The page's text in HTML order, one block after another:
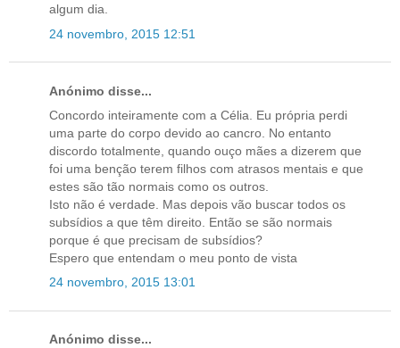
algum dia.
24 novembro, 2015 12:51
Anónimo disse...
Concordo inteiramente com a Célia. Eu própria perdi
uma parte do corpo devido ao cancro. No entanto
discordo totalmente, quando ouço mães a dizerem que
foi uma benção terem filhos com atrasos mentais e que
estes são tão normais como os outros.
Isto não é verdade. Mas depois vão buscar todos os
subsídios a que têm direito. Então se são normais
porque é que precisam de subsídios?
Espero que entendam o meu ponto de vista
24 novembro, 2015 13:01
Anónimo disse...